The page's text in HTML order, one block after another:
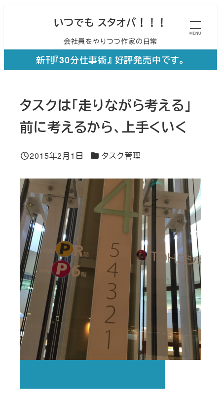
ン
いつでも スタオバ！！！
会社員をやりつつ作家の日常
MENU
新刊『30分仕事術』 好評発売中です。
タスクは「走りながら考える」
前に考えるから、上手くいく
投稿日
2015年2月1日 カテゴリー
タスク管理